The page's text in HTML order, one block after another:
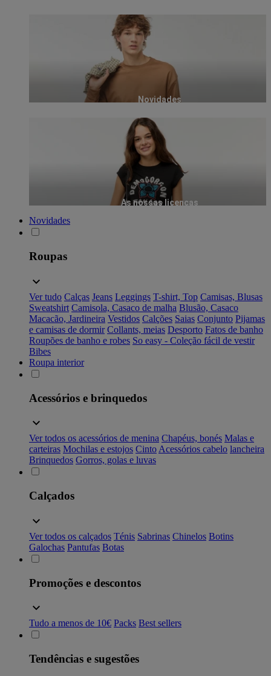
Novidades
As nossas licenças
Novidades
Roupas
Ver tudo Calças Jeans Leggings T-shirt, Top Camisas, Blusas
Sweatshirt Camisola, Casaco de malha Blusão, Casaco
Macacão, Jardineira Vestidos Calções Saias Conjunto Pijamas
e camisas de dormir Collants, meias Desporto Fatos de banho
Roupões de banho e robes So easy - Coleção fácil de vestir
Bibes
Roupa interior
Acessórios e brinquedos
Ver todos os acessórios de menina Chapéus, bonés Malas e
carteiras Mochilas e estojos Cinto Acessórios cabelo lancheira
Brinquedos Gorros, golas e luvas
Calçados
Ver todos os calçados Ténis Sabrinas Chinelos Botins
Galochas Pantufas Botas
Promoções e descontos
Tudo a menos de 10€ Packs Best sellers
Tendências e sugestões